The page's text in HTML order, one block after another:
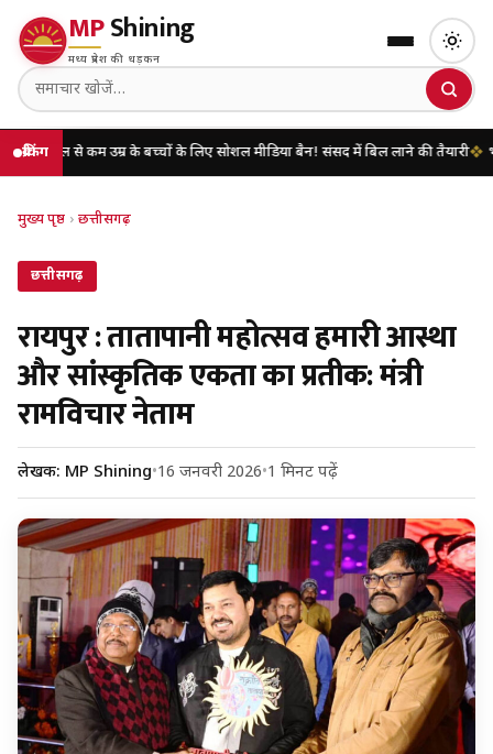
MPShining
मध्य प्रदेश की धड़कन
ब्रेकिंग
से कम उम्र के बच्चों के लिए सोशल मीडिया बैन! संसद में बिल लाने की तैयारी भारत पर
मुख्य पृष्ठ › छत्तीसगढ़
छत्तीसगढ़
रायपुर : तातापानी महोत्सव हमारी आस्था
और सांस्कृतिक एकता का प्रतीक: मंत्री
रामविचार नेताम
लेखक: MP Shining•16 जनवरी 2026•1 मिनट पढ़ें